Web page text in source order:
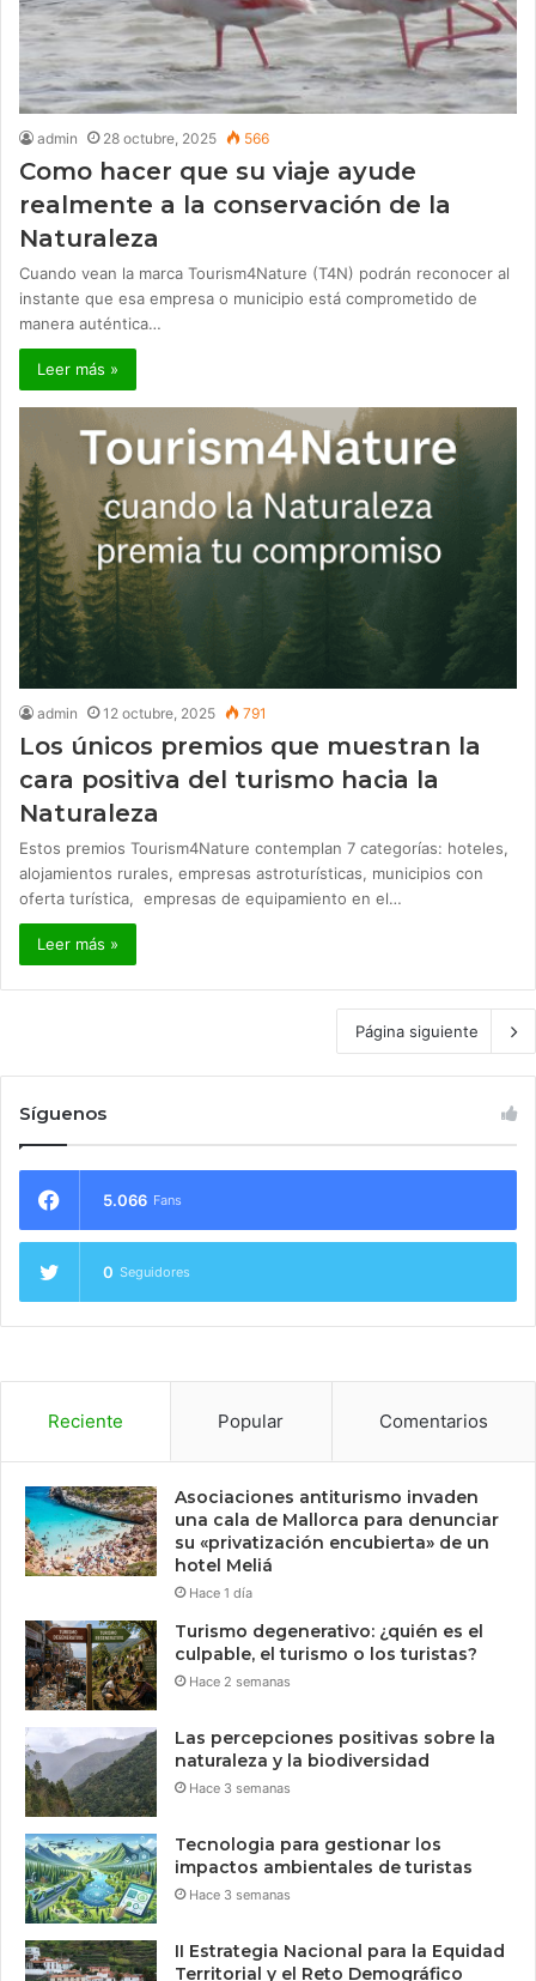
admin 28 octubre, 2025 566
Como hacer que su viaje ayude
realmente a la conservación de la
Naturaleza
Cuando vean la marca Tourism4Nature (T4N) podrán reconocer al
instante que esa empresa o municipio está comprometido de
manera auténtica…
Leer más »
admin 12 octubre, 2025 791
Los únicos premios que muestran la
cara positiva del turismo hacia la
Naturaleza
Estos premios Tourism4Nature contemplan 7 categorías: hoteles,
alojamientos rurales, empresas astroturísticas, municipios con
oferta turística, empresas de equipamiento en el…
Leer más »
Página siguiente
Síguenos
5.066 Fans
0 Seguidores
Reciente Popular Comentarios
Asociaciones antiturismo invaden
una cala de Mallorca para denunciar
su «privatización encubierta» de un
hotel Meliá
Hace 1 día
Turismo degenerativo: ¿quién es el
culpable, el turismo o los turistas?
Hace 2 semanas
Las percepciones positivas sobre la
naturaleza y la biodiversidad
Hace 3 semanas
Tecnologia para gestionar los
impactos ambientales de turistas
Hace 3 semanas
II Estrategia Nacional para la Equidad
Territorial y el Reto Demográfico